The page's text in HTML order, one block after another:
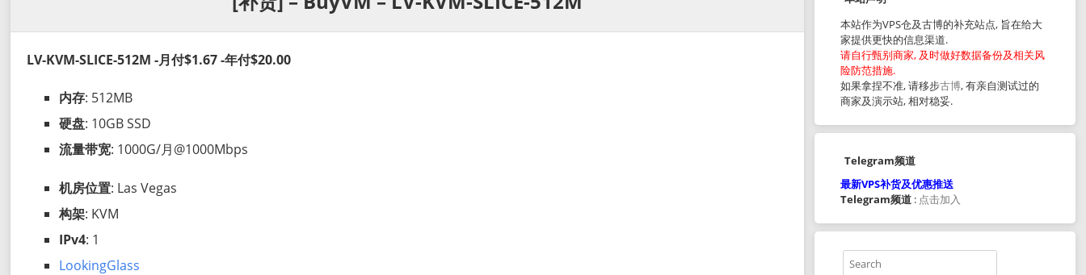
LV-KVM-SLICE-512M -月付$1.67 -年付$20.00
内存: 512MB
硬盘: 10GB SSD
流量带宽: 1000G/月@1000Mbps
机房位置: Las Vegas
构架: KVM
IPv4: 1
LookingGlass
本站作为VPS仓及古博的补充站点, 旨在给大
家提供更快的信息渠道.
请自行甄别商家, 及时做好数据备份及相关风
险防范措施.
如果拿捏不准, 请移步古博, 有亲自测试过的
商家及演示站, 相对稳妥.
Telegram频道
最新VPS补货及优惠推送
Telegram频道 : 点击加入